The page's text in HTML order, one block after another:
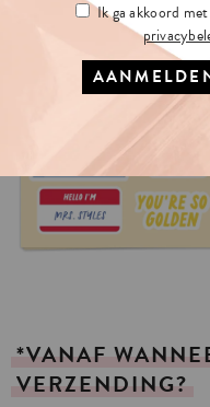
*VANAF
VERZENDING?
Ik ga akkoord